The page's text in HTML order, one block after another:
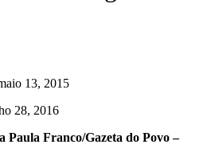
13, 2015
28, 2016
Franco/Gazeta do Povo –